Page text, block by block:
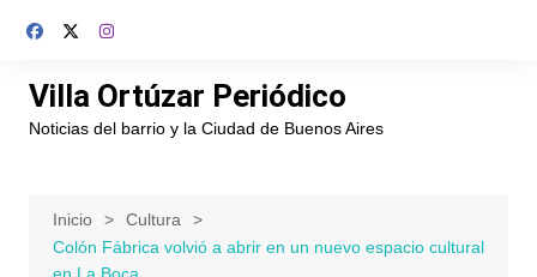
Villa Ortúzar Periódico
Noticias del barrio y la Ciudad de Buenos Aires
Inicio
Cultura
Colón Fábrica volvió a abrir en un nuevo espacio cultural